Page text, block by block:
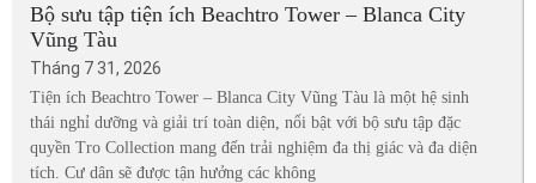
Bộ sưu tập tiện ích Beachtro Tower – Blanca City
Vũng Tàu
Tháng 7 31, 2026
Tiện ích Beachtro Tower – Blanca City Vũng Tàu là một hệ sinh
thái nghỉ dưỡng và giải trí toàn diện, nổi bật với bộ sưu tập đặc
quyền Tro Collection mang đến trải nghiệm đa thị giác và đa diện
tích. Cư dân sẽ được tận hưởng các không